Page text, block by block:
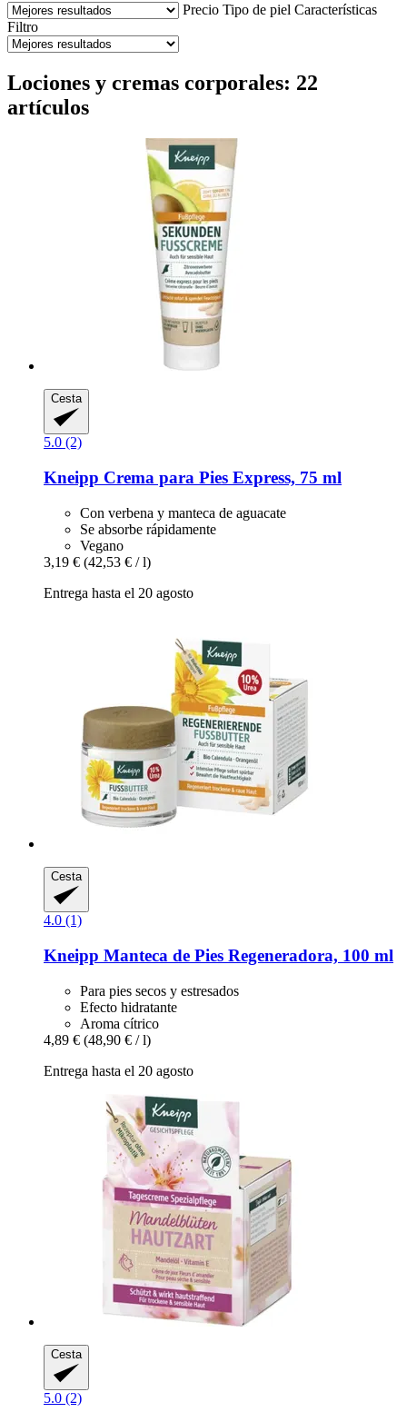
Precio Tipo de piel Características
Filtro
Lociones y cremas corporales: 22
artículos
Cesta
5.0 (2)
Kneipp Crema para Pies Express, 75 ml
Con verbena y manteca de aguacate
Se absorbe rápidamente
Vegano
3,19 € (42,53 € / l)
Entrega hasta el 20 agosto
Cesta
4.0 (1)
Kneipp Manteca de Pies Regeneradora, 100 ml
Para pies secos y estresados
Efecto hidratante
Aroma cítrico
4,89 € (48,90 € / l)
Entrega hasta el 20 agosto
Cesta
5.0 (2)